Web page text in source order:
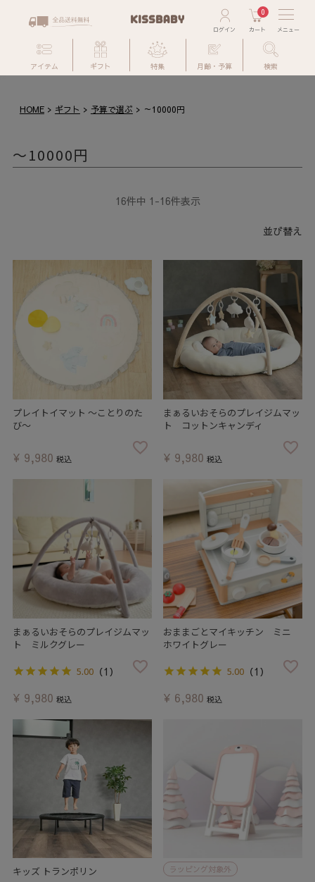
0
アイテム ギフト 特集 月齢・予算 検索
HOME ギフト 予算で選ぶ ～10000円
～10000円
並び替え
16件中 1 -16件表示
プレイトイマット ～ことりのた
び～
¥ 9,980 税込
まぁるいおそらのプレイジムマッ
ト コットンキャンディ
¥ 9,980 税込
まぁるいおそらのプレイジムマッ
ト ミルクグレー
5.00（1）
¥ 9,980 税込
おままごとマイキッチン ミニ
ホワイトグレー
5.00 （1）
¥ 6,980 税込
キッズ トランポリン ラッピング対象外